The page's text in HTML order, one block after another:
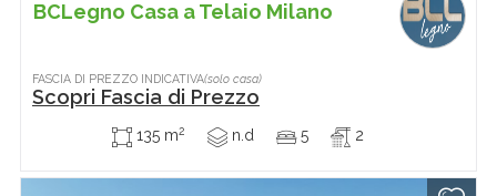
BCLegno Casa a Telaio Milano
FASCIA DI PREZZO INDICATIVA(solo casa)
Scopri Fascia di Prezzo
135 m2 n.d 5 2